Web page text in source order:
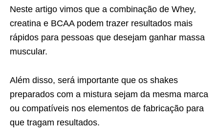
Neste artigo vimos que a combinação de Whey,
creatina e BCAA podem trazer resultados mais
rápidos para pessoas que desejam ganhar massa
muscular.
Além disso, será importante que os shakes
preparados com a mistura sejam da mesma marca
ou compatíveis nos elementos de fabricação para
que tragam resultados.